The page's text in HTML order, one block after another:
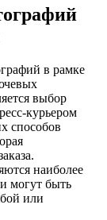
в рамке
выбор
курьером
способов
наиболее
могут быть
или